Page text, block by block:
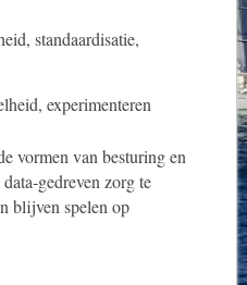
standaardisatie,
experimenteren
vormen van besturing en
zorg te
blijven spelen op